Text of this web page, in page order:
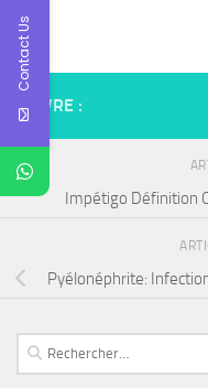
SUIVRE :
Impétigo Définition
Pyélonéphrite:
Rechercher :
Contact Us